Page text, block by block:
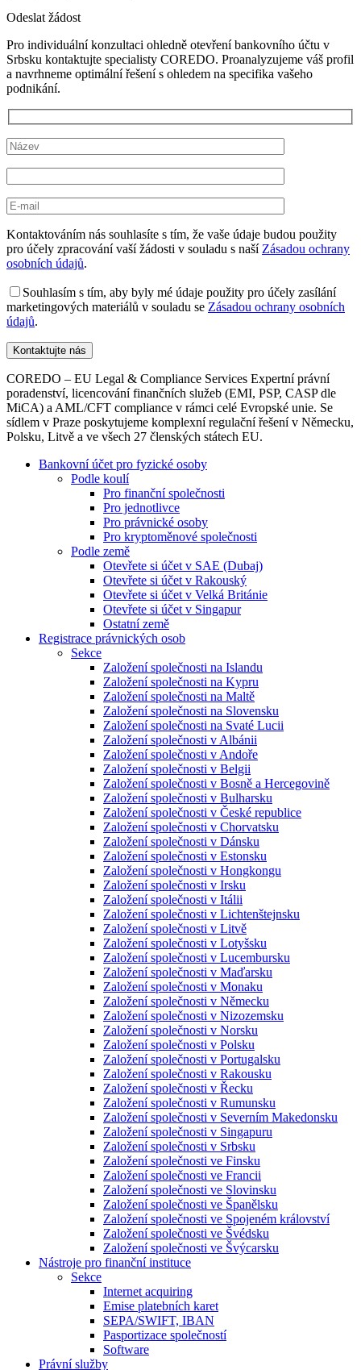
Odeslat žádost
Pro individuální konzultaci ohledně otevření bankovního účtu v
Srbsku kontaktujte specialisty COREDO. Proanalyzujeme váš profil
a navrhneme optimální řešení s ohledem na specifika vašeho
podnikání.
Kontaktováním nás souhlasíte s tím, že vaše údaje budou použity
pro účely zpracování vaší žádosti v souladu s naší Zásadou ochrany
osobních údajů.
Souhlasím s tím, aby byly mé údaje použity pro účely zasílání
marketingových materiálů v souladu se Zásadou ochrany osobních
údajů.
COREDO – EU Legal & Compliance Services Expertní právní
poradenství, licencování finančních služeb (EMI, PSP, CASP dle
MiCA) a AML/CFT compliance v rámci celé Evropské unie. Se
sídlem v Praze poskytujeme komplexní regulační řešení v Německu,
Polsku, Litvě a ve všech 27 členských státech EU.
Bankovní účet pro fyzické osoby
Podle koulí
Pro finanční společnosti
Pro jednotlivce
Pro právnické osoby
Pro kryptoměnové společnosti
Podle země
Otevřete si účet v SAE (Dubaj)
Otevřete si účet v Rakouský
Otevřete si účet v Velká Británie
Otevřete si účet v Singapur
Ostatní země
Registrace právnických osob
Sekce
Založení společnosti na Islandu
Založení společnosti na Kypru
Založení společnosti na Maltě
Založení společnosti na Slovensku
Založení společnosti na Svaté Lucii
Založení společnosti v Albánii
Založení společnosti v Andoře
Založení společnosti v Belgii
Založení společnosti v Bosně a Hercegovině
Založení společnosti v Bulharsku
Založení společnosti v České republice
Založení společnosti v Chorvatsku
Založení společnosti v Dánsku
Založení společnosti v Estonsku
Založení společnosti v Hongkongu
Založení společnosti v Irsku
Založení společnosti v Itálii
Založení společnosti v Lichtenštejnsku
Založení společnosti v Litvě
Založení společnosti v Lotyšsku
Založení společnosti v Lucembursku
Založení společnosti v Maďarsku
Založení společnosti v Monaku
Založení společnosti v Německu
Založení společnosti v Nizozemsku
Založení společnosti v Norsku
Založení společnosti v Polsku
Založení společnosti v Portugalsku
Založení společnosti v Rakousku
Založení společnosti v Řecku
Založení společnosti v Rumunsku
Založení společnosti v Severním Makedonsku
Založení společnosti v Singapuru
Založení společnosti v Srbsku
Založení společnosti ve Finsku
Založení společnosti ve Francii
Založení společnosti ve Slovinsku
Založení společnosti ve Španělsku
Založení společnosti ve Spojeném království
Založení společnosti ve Švédsku
Založení společnosti ve Švýcarsku
Nástroje pro finanční instituce
Sekce
Internet acquiring
Emise platebních karet
SEPA/SWIFT, IBAN
Pasportizace společností
Software
Právní služby